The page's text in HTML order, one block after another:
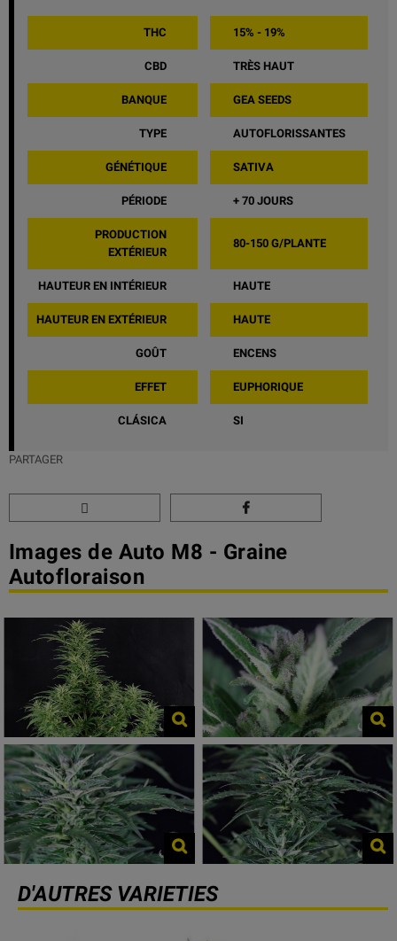
THC 15% - 19%
CBD TRÈS HAUT
BANQUE GEA SEEDS
TYPE AUTOFLORISSANTES
GÉNÉTIQUE SATIVA
PÉRIODE + 70 JOURS
PRODUCTION
EXTÉRIEUR
80-150 G/PLANTE
HAUTEUR EN INTÉRIEUR HAUTE
HAUTEUR EN EXTÉRIEUR HAUTE
GOÛT ENCENS
EFFET EUPHORIQUE
CLÁSICA SI
PARTAGER
D'AUTRES VARIETIES
Images de Auto M8 - Graine
Autofloraison